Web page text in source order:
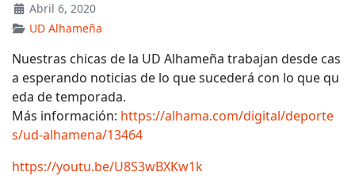
Abril 6, 2020
UD Alhameña
Nuestras chicas de la UD Alhameña trabajan desde cas
a esperando noticias de lo que sucederá con lo que qu
eda de temporada.
Más información: https://alhama.com/digital/deporte
s/ud-alhamena/13464
https://youtu.be/U8S3wBXKw1k